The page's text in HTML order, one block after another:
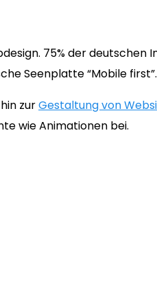
75% der deutschen
Seenplatte “Mobile first”.
zurGestaltung von
wie Animationen bei.